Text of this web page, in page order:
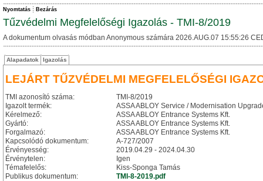
Nyomtatás Bezárás
Tűzvédelmi Megfelelőségi Igazolás - TMI-8/2019
A dokumentum olvasás módban Anonymous számára 2026.AUG.07 15:55:26
Alapadatok Igazolás
LEJÁRT TŰZVÉDELMI MEGFELELŐSÉGI
TMI azonosító száma:
TMI-8/2019
Igazolt termék:
ASSA ABLOY Service / Modernisation
Kérelmező:
ASSA ABLOY Entrance Systems Kft.
Gyártó:
ASSA ABLOY Entrance Systems Kft.
Forgalmazó:
ASSA ABLOY Entrance Systems Kft.
Kapcsolódó dokumentum:
A-727/2007
Érvényesség:
2019.04.29 - 2024.04.30
Érvénytelen:
Igen
Témafelelős:
Kiss-Sponga Tamás
Publikus dokumentum:
TMI-8-2019.pdf